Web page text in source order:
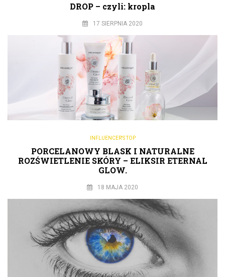
DROP – czyli: kropla
17 SIERPNIA 2020
INFLUENCER'S TOP
PORCELANOWY BLASK I NATURALNE
ROZŚWIETLENIE SKÓRY – ELIKSIR ETERNAL
GLOW.
18 MAJA 2020